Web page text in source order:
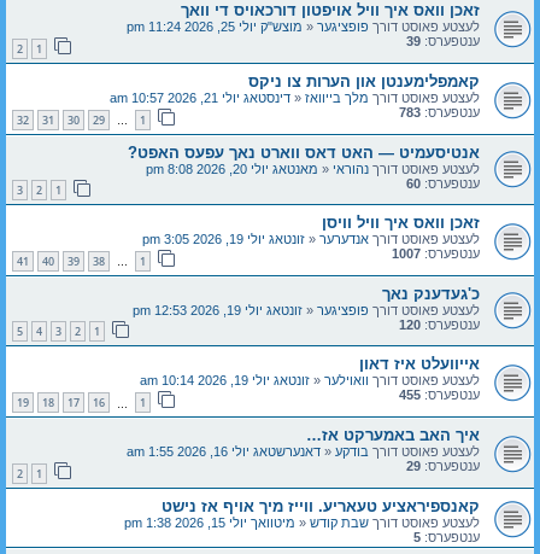
זאכן וואס איך וויל אויפטון דורכאויס די וואך
לעצטע פאוסט דורך פופציגער « מוצש"ק יולי 25, 2026 11:24 pm
ענטפערס: 39
1
2
קאמפלימענטן און הערות צו ניקס
לעצטע פאוסט דורך מלך בייוואז « דינסטאג יולי 21, 2026 10:57 am
ענטפערס: 783
1
…
29
30
31
32
אנטיסעמיט — האט דאס ווארט נאך עפעס האפט?
לעצטע פאוסט דורך נהוראי « מאנטאג יולי 20, 2026 8:08 pm
ענטפערס: 60
1
2
3
זאכן וואס איך וויל וויסן
לעצטע פאוסט דורך אנדערער « זונטאג יולי 19, 2026 3:05 pm
ענטפערס: 1007
1
…
38
39
40
41
כ'געדענק נאך
לעצטע פאוסט דורך פופציגער « זונטאג יולי 19, 2026 12:53 pm
ענטפערס: 120
1
2
3
4
5
אייוועלט איז דאון
לעצטע פאוסט דורך וואוילער « זונטאג יולי 19, 2026 10:14 am
ענטפערס: 455
1
16
17
18
19
איך האב באמערקט אז…
לעצטע פאוסט דורך בודקע « דאנערשטאג יולי 16, 2026 1:55 am
ענטפערס: 29
1
2
קאנספיראציע טעאריע. ווייז מיך אויף אז נישט
לעצטע פאוסט דורך שבת קודש « מיטוואך יולי 15, 2026 1:38 pm
ענטפערס: 5